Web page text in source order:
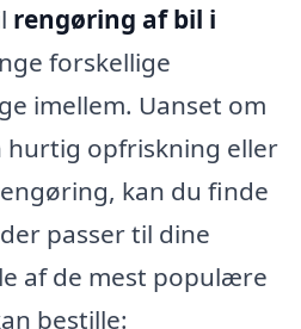
rengøring af bil i
forskellige
imellem. Uanset om
opfriskning eller
kan du finde
passer til dine
af de mest populære
bestille: